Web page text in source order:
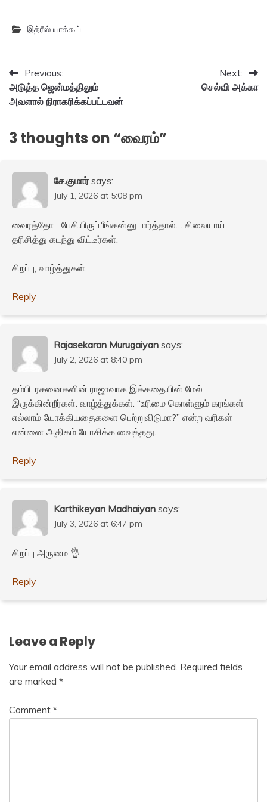
இத்ரீஸ் யாக்கூப்
Post
navigation
Previous:
அடுத்த ஜென்மத்திலும்
அவளால் நிராகரிக்கப்பட்டவன்
Next:
செல்வி அக்கா
3 thoughts on “வைரம்”
சே.குமார் says:
July 1, 2026 at 5:08 pm
வைரத்தோட பேசியிருப்பீங்கன்னு பார்த்தால்… சிலையாய்
தரிசித்து கடந்து விட்டீர்கள்.
சிறப்பு, வாழ்த்துகள்.
Reply
Rajasekaran Murugaiyan says:
July 2, 2026 at 8:40 pm
தம்பி. ரசனைகளின் ராஜாவாக இக்கதையின் மேல்
இருக்கின்றீர்கள். வாழ்த்துக்கள். “உரிமை கொள்ளும் கரங்கள்
எல்லாம் யோக்கியதைகளை பெற்றுவிடுமா?” என்ற வரிகள்
என்னை அதிகம் யோசிக்க வைத்தது.
Reply
Karthikeyan Madhaiyan says:
July 3, 2026 at 6:47 pm
சிறப்பு அருமை 👌
Reply
Leave a Reply
Your email address will not be published. Required fields
are marked *
Comment *